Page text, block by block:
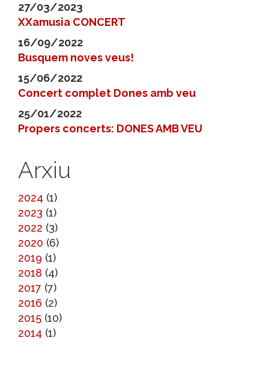
27/03/2023
XXamusia CONCERT
16/09/2022
Busquem noves veus!
15/06/2022
Concert complet Dones amb veu
25/01/2022
Propers concerts: DONES AMB VEU
Arxiu
2024 (1)
2023 (1)
2022 (3)
2020 (6)
2019 (1)
2018 (4)
2017 (7)
2016 (2)
2015 (10)
2014 (1)